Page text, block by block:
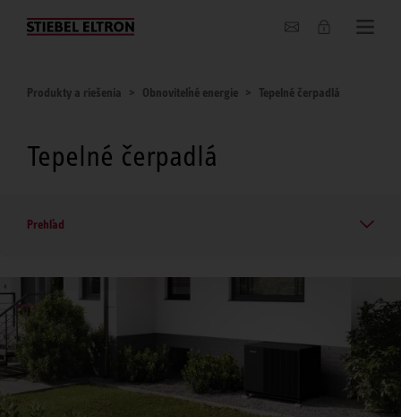
O nás
Produkty a riešenia Obnoviteľné energie Tepelné čerpadlá
Tepelné čerpadlá
Prehľad